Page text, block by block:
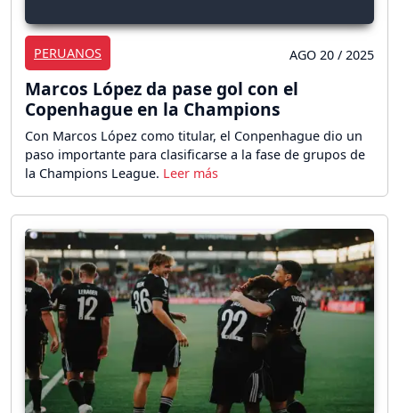
PERUANOS AGO 20 / 2025
Marcos López da pase gol con el
Copenhague en la Champions
Con Marcos López como titular, el Conpenhague dio un
paso importante para clasificarse a la fase de grupos de
la Champions League.